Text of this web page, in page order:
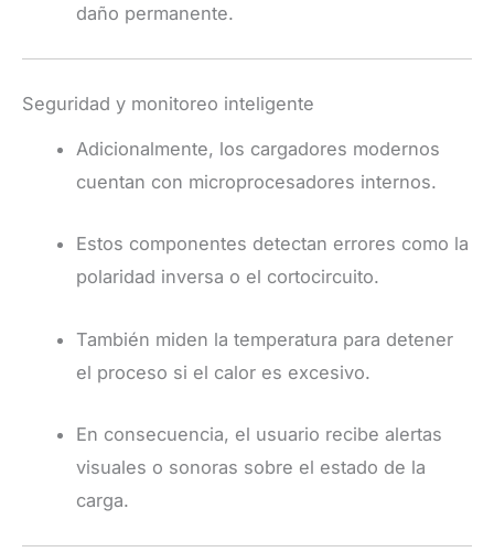
daño permanente.
Seguridad y monitoreo inteligente
Adicionalmente, los cargadores modernos
cuentan con microprocesadores internos.
Estos componentes detectan errores como la
polaridad inversa o el cortocircuito.
También miden la temperatura para detener
el proceso si el calor es excesivo.
En consecuencia, el usuario recibe alertas
visuales o sonoras sobre el estado de la
carga.